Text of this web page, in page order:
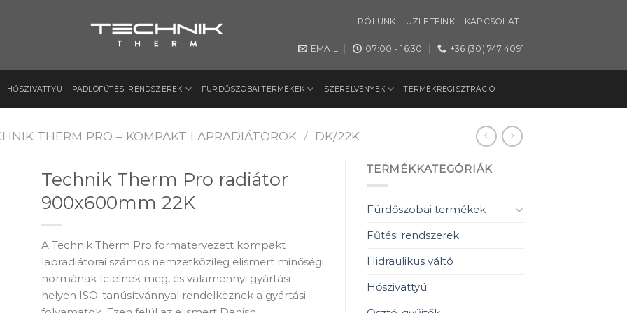
RÓLUNK ÜZLETEINK KAPCSOLAT
EMAIL 07:00 - 16:30 +36 (30) 747 4091
HŐSZIVATTYÚ PADLÓFŰTÉSI RENDSZEREK FÜRDŐSZOBAI TERMÉKEK SZERELVÉNYEK TERMÉKREGISZTRÁCIÓ
THERM PRO – KOMPAKT LAPRADIÁTOROK / DK/22K
Technik Therm Pro radiátor
900x600mm 22K
A Technik Therm Pro formatervezett kompakt
lapradiátorai számos nemzetközileg elismert minőségi
normának felelnek meg, és valamennyi gyártási
helyen ISO-tanúsítvánnyal rendelkeznek a gyártási
TERMÉKKATEGÓRIÁK
Fürdőszobai termékek
Fűtési rendszerek
Hidraulikus váltó
Hőszivattyú